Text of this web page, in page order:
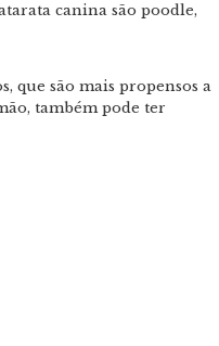
canina são poodle,
que são mais propensos a
também pode ter